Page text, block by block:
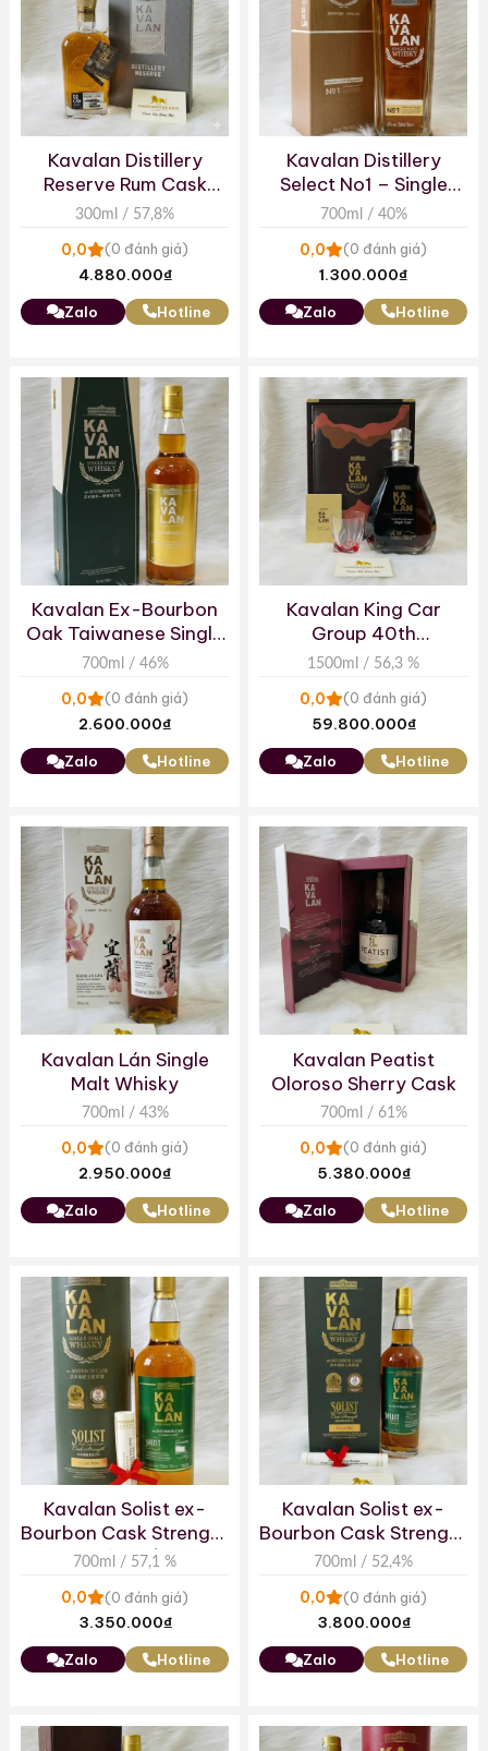
Kavalan Distillery
Reserve Rum Cask
Cask Strength Single
Whisky (300ml)
300ml / 57,8%
0,0 (0 đánh giá)
4.880.000₫
Zalo Hotline
Kavalan Distillery
Select No1 – Single
Malt Whisky Đài Loan
700ml / 40%
0,0 (0 đánh giá)
1.300.000₫
Zalo Hotline
Kavalan Ex-Bourbon
Oak Taiwanese Single
Malt Whisky
700ml / 46%
0,0 (0 đánh giá)
2.600.000₫
Zalo Hotline
Kavalan King Car
Group 40th
Anniversary Cask
Taiwanese Whisky
(1500ml)
1500ml / 56,3 %
0,0 (0 đánh giá)
59.800.000₫
Zalo Hotline
Kavalan Lán Single
Malt Whisky
700ml / 43%
0,0 (0 đánh giá)
2.950.000₫
Zalo Hotline
Kavalan Peatist
Oloroso Sherry Cask
700ml / 61%
0,0 (0 đánh giá)
5.380.000₫
Zalo Hotline
Kavalan Solist ex-
Bourbon Cask Strength
– Hộp Tròn
700ml / 57,1 %
0,0 (0 đánh giá)
3.350.000₫
Zalo Hotline
Kavalan Solist ex-
Bourbon Cask Strength
Single Malt Whisky –
700ml / 52,4%
0,0 (0 đánh giá)
3.800.000₫
Zalo Hotline